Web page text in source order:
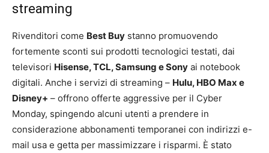
streaming
Rivenditori come Best Buy stanno promuovendo
fortemente sconti sui prodotti tecnologici testati, dai
televisori Hisense, TCL, Samsung e Sony ai notebook
digitali. Anche i servizi di streaming – Hulu, HBO Max e
Disney+ – offrono offerte aggressive per il Cyber ​​
Monday, spingendo alcuni utenti a prendere in
considerazione abbonamenti temporanei con indirizzi e-
mail usa e getta per massimizzare i risparmi. È stato